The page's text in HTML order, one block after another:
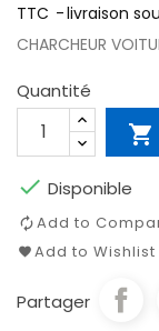
TTC
livraison
CHARCHEUR
Quantité

 Disponible
Add to
Add to Wishlist
Partager